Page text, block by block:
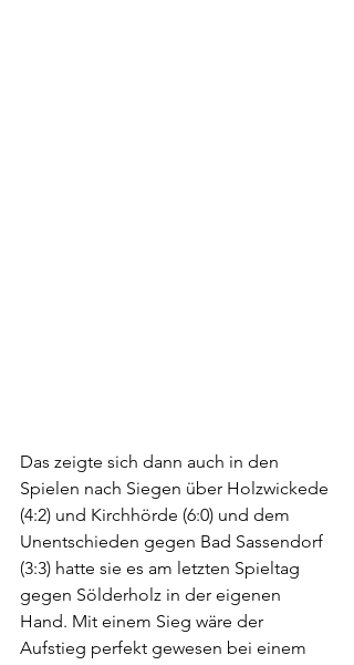
Das zeigte sich dann auch in den
Spielen nach Siegen über Holzwickede
(4:2) und Kirchhörde (6:0) und dem
Unentschieden gegen Bad Sassendorf
(3:3) hatte sie es am letzten Spieltag
gegen Sölderholz in der eigenen
Hand. Mit einem Sieg wäre der
Aufstieg perfekt gewesen bei einem